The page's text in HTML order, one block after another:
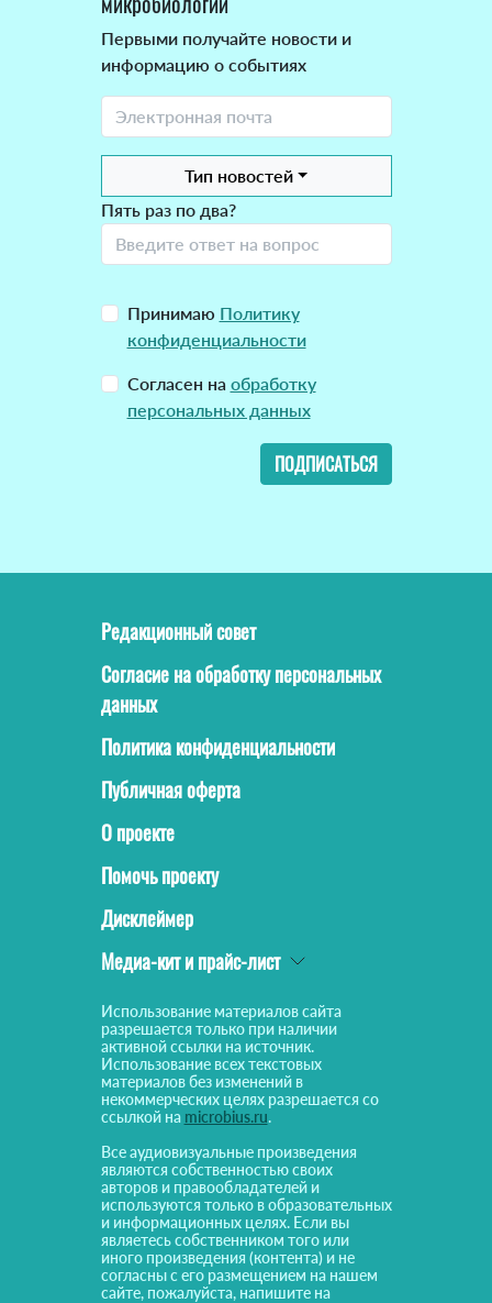
Первыми получайте новости и
информацию о событиях
Тип новостей
Пять раз по два?
Принимаю Политику
конфиденциальности
Согласен на обработку
персональных данных
ПОДПИСАТЬСЯ
Редакционный совет
Согласие на обработку персональных
данных
Политика конфиденциальности
Публичная оферта
О проекте
Помочь проекту
Дисклеймер
Медиа-кит и прайс-лист
Использование материалов сайта
разрешается только при наличии
активной ссылки на источник.
Использование всех текстовых
материалов без изменений в
некоммерческих целях разрешается со
ссылкой на microbius.ru.
Все аудиовизуальные произведения
являются собственностью своих
авторов и правообладателей и
используются только в образовательных
и информационных целях. Если вы
являетесь собственником того или
иного произведения (контента) и не
согласны с его размещением на нашем
сайте, пожалуйста, напишите на